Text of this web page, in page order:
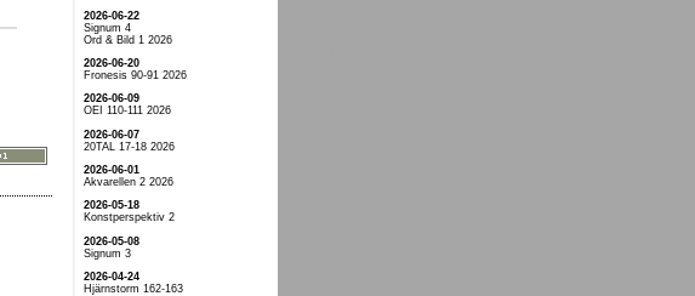
2026-06-22
Signum 4
Ord & Bild 1 2026
2026-06-20
Fronesis 90-91 2026
2026-06-09
OEI 110-111 2026
2026-06-07
20TAL 17-18 2026
2026-06-01
Akvarellen 2 2026
2026-05-18
Konstperspektiv 2
2026-05-08
Signum 3
2026-04-24
Hjärnstorm 162-163